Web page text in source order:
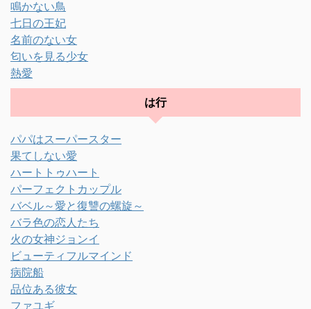
鳴かない鳥
七日の王妃
名前のない女
匂いを見る少女
熱愛
は行
パパはスーパースター
果てしない愛
ハートトゥハート
パーフェクトカップル
バベル～愛と復讐の螺旋～
バラ色の恋人たち
火の女神ジョンイ
ビューティフルマインド
病院船
品位ある彼女
ファユギ